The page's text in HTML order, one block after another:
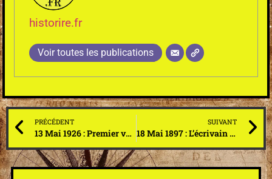
historire.fr
Voir toutes les publications
PRÉCÉDENT
13 Mai 1926 : Premier vol au dessus du Pôle Nord réalisé par le ballon dirigeable « Norge » qui donnera des sueurs froides au quinze hommes d’équipage
SUIVANT
18 Mai 1897 : L’écrivain irlandais Bram Stoker publie enfin Dracula, après avoir travaillé sur le manuscrit jusqu’au sang